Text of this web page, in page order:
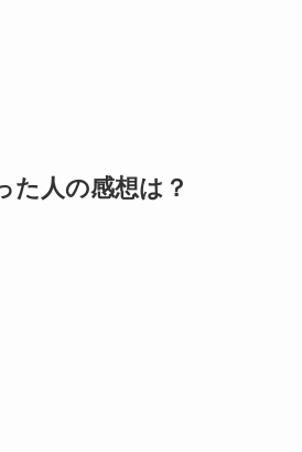
た人の感想は？